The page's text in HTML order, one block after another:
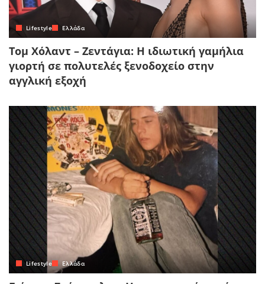
Lifestyle Ελλάδα
Τομ Χόλαντ – Ζεντάγια: Η ιδιωτική γαμήλια
γιορτή σε πολυτελές ξενοδοχείο στην
αγγλική εξοχή
Lifestyle Ελλάδα